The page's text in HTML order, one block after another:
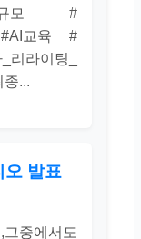
규모 #
교육 #
리라이팅_
...
오 발표
중에서도